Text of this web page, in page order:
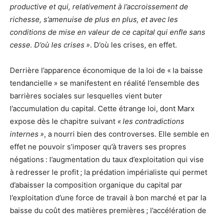
productive et qui, relativement à l’accroissement de
richesse, s’amenuise de plus en plus, et avec les
conditions de mise en valeur de ce capital qui enfle sans
cesse. D’où les crises ». D’où les crises, en effet.
Derrière l’apparence économique de la loi de « la baisse
tendancielle » se manifestent en réalité l’ensemble des
barrières sociales sur lesquelles vient buter
l’accumulation du capital. Cette étrange loi, dont Marx
expose dès le chapitre suivant « les contradictions
internes », a nourri bien des controverses. Elle semble en
effet ne pouvoir s’imposer qu’à travers ses propres
négations : l’augmentation du taux d’exploitation qui vise
à redresser le profit ; la prédation impérialiste qui permet
d’abaisser la composition organique du capital par
l’exploitation d’une force de travail à bon marché et par la
baisse du coût des matières premières ; l’accélération de